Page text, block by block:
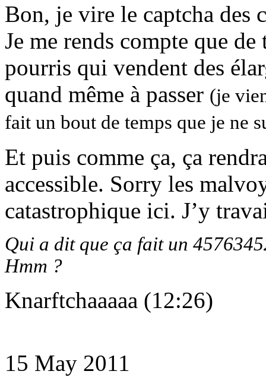
Bon, je vire le captcha des
Je me rends compte que
pourris qui vendent des
quand même à passer (je
fait un bout de temps que je ne
Et puis comme ça, ça
accessible. Sorry les
catastrophique ici. J’y
Qui a dit que ça fait un
Hmm ?
Knarftchaaaaa (12:26)
15 May 2011